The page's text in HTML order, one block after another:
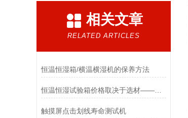
相关文章
RELATED ARTICLES
恒温恒湿箱/横温横湿机的保养方法
恒温恒湿试验箱价格取决于选材——陶瓷加热器与电热管比较的优缺点
触摸屏点击划线寿命测试机